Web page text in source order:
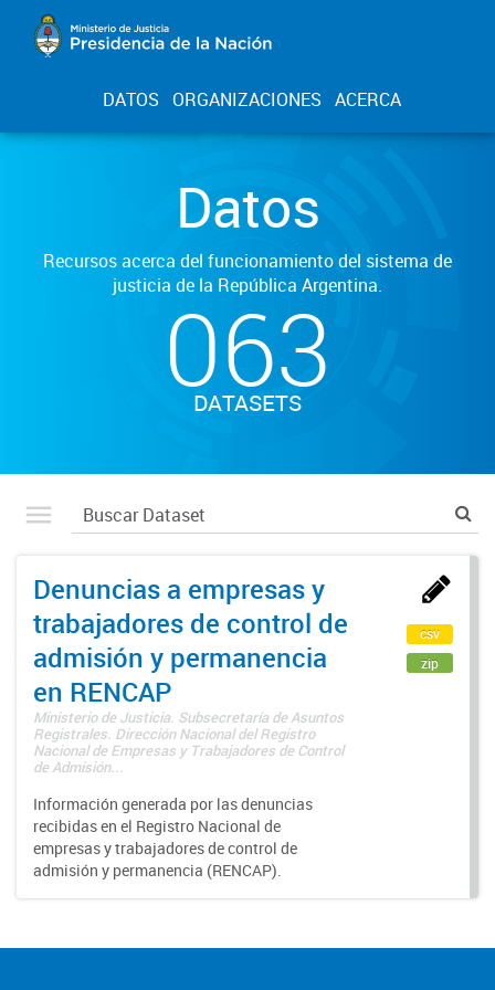
DATOS ORGANIZACIONES ACERCA
Datos
Recursos acerca del funcionamiento del sistema de
justicia de la República Argentina.
063
DATASETS
Denuncias a empresas y
trabajadores de control de
admisión y permanencia
en RENCAP
Ministerio de Justicia. Subsecretaría de Asuntos
Registrales. Dirección Nacional del Registro
Nacional de Empresas y Trabajadores de Control
de Admisión...
Información generada por las denuncias
recibidas en el Registro Nacional de
empresas y trabajadores de control de
admisión y permanencia (RENCAP).
csv
zip